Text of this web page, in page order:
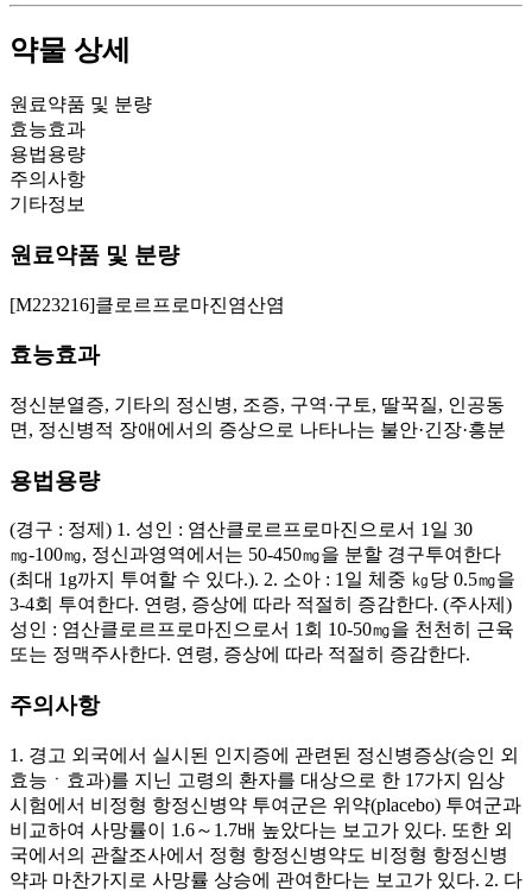
약물 상세
원료약품 및 분량
효능효과
용법용량
주의사항
기타정보
원료약품 및 분량
[M223216]클로르프로마진염산염
효능효과
정신분열증, 기타의 정신병, 조증, 구역·구토, 딸꾹질, 인공동
면, 정신병적 장애에서의 증상으로 나타나는 불안·긴장·흥분
용법용량
(경구 : 정제) 1. 성인 : 염산클로르프로마진으로서 1일 30
㎎-100㎎, 정신과영역에서는 50-450㎎을 분할 경구투여한다
(최대 1g까지 투여할 수 있다.). 2. 소아 : 1일 체중 ㎏당 0.5㎎을
3-4회 투여한다. 연령, 증상에 따라 적절히 증감한다. (주사제)
성인 : 염산클로르프로마진으로서 1회 10-50㎎을 천천히 근육
또는 정맥주사한다. 연령, 증상에 따라 적절히 증감한다.
주의사항
1. 경고 외국에서 실시된 인지증에 관련된 정신병증상(승인 외
효능ㆍ효과)를 지닌 고령의 환자를 대상으로 한 17가지 임상
시험에서 비정형 항정신병약 투여군은 위약(placebo) 투여군과
비교하여 사망률이 1.6～1.7배 높았다는 보고가 있다. 또한 외
국에서의 관찰조사에서 정형 항정신병약도 비정형 항정신병
약과 마찬가지로 사망률 상승에 관여한다는 보고가 있다. 2. 다